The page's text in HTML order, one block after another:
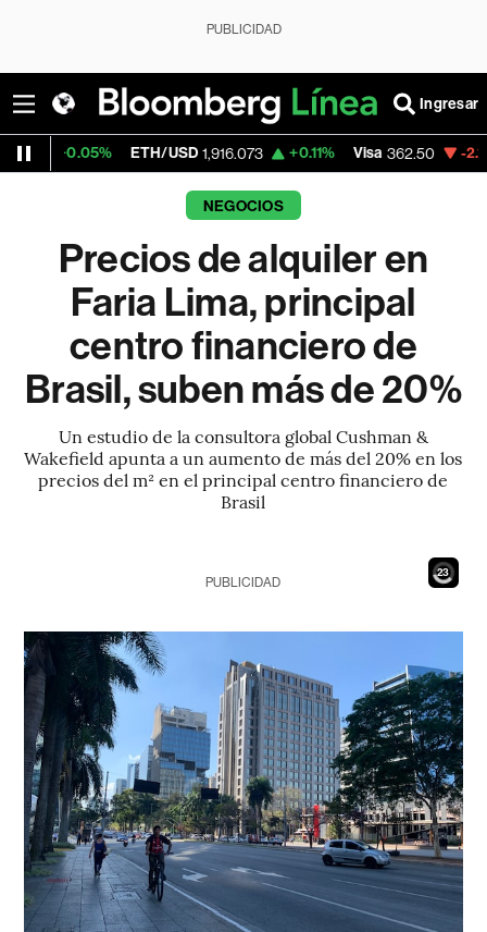
PUBLICIDAD
Ingresar
ETH/USD 1,916.073 +0.11% Visa 362.50 -2.15%
NEGOCIOS
Precios de alquiler en
Faria Lima, principal
centro financiero de
Brasil, suben más de 20%
Un estudio de la consultora global Cushman &
Wakefield apunta a un aumento de más del 20% en los
precios del m² en el principal centro financiero de
Brasil
21
PUBLICIDAD